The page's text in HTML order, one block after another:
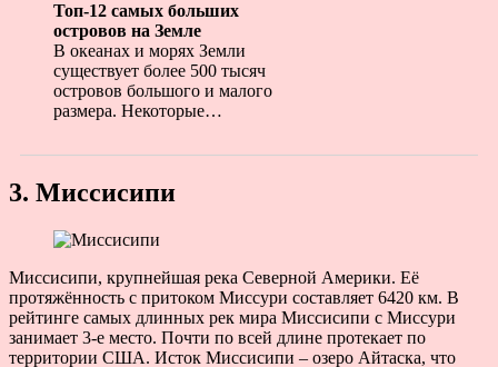
Топ-12 самых больших
островов на Земле
В океанах и морях Земли
существует более 500 тысяч
островов большого и малого
размера. Некоторые…
3. Миссисипи
Миссисипи, крупнейшая река Северной Америки. Её
протяжённость с притоком Миссури составляет 6420 км. В
рейтинге самых длинных рек мира Миссисипи с Миссури
занимает 3-е место. Почти по всей длине протекает по
территории США. Исток Миссисипи – озеро Айтаска, что